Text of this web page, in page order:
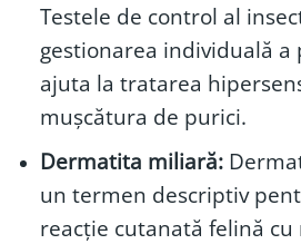
Testele de control al
gestionarea individuală
ajuta la tratarea
mușcătura de purici.
Dermatita miliară:
un termen descriptiv
reacție cutanată felină